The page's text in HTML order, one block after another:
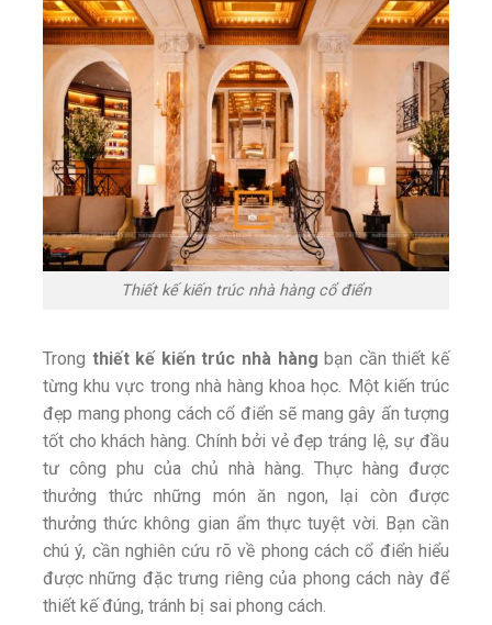
Thiết kế kiến trúc nhà hàng cổ điển
Trong thiết kế kiến trúc nhà hàng bạn cần thiết kế
từng khu vực trong nhà hàng khoa học. Một kiến trúc
đẹp mang phong cách cổ điển sẽ mang gây ấn tượng
tốt cho khách hàng. Chính bởi vẻ đẹp tráng lệ, sự đầu
tư công phu của chủ nhà hàng. Thực hàng được
thưởng thức những món ăn ngon, lại còn được
thưởng thức không gian ẩm thực tuyệt vời. Bạn cần
chú ý, cần nghiên cứu rõ về phong cách cổ điển hiểu
được những đặc trưng riêng của phong cách này để
thiết kế đúng, tránh bị sai phong cách.